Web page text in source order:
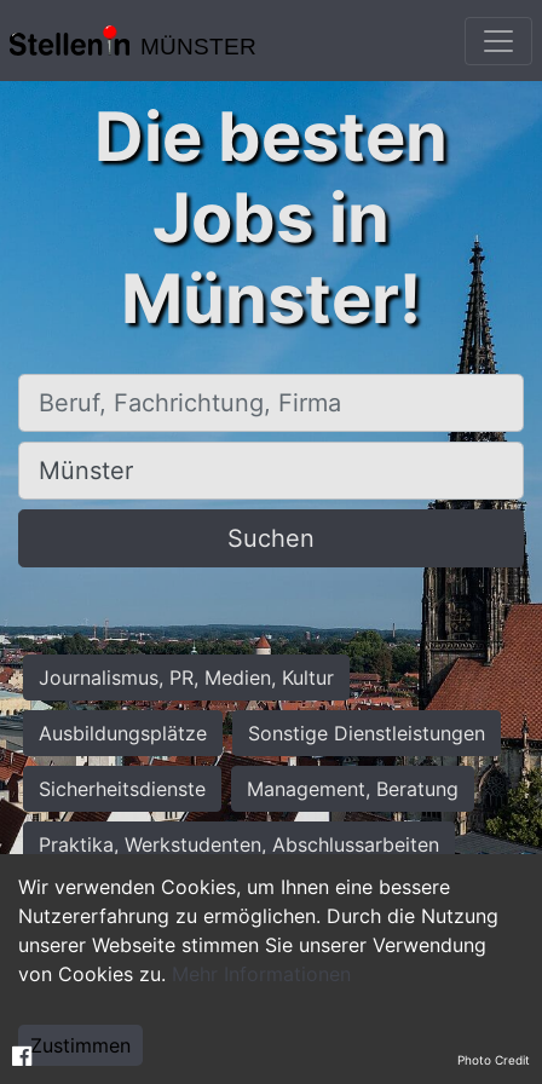
MÜNSTER
Wir verwenden Cookies, um Ihnen eine bessere
Nutzererfahrung zu ermöglichen. Durch die Nutzung
unserer Webseite stimmen Sie unserer Verwendung
von Cookies zu. Mehr Informationen
Zustimmen
Die besten
Jobs in
Münster!
Beruf, Fachrichtung, Firma
Ort, Stadt
Suchen
Journalismus, PR, Medien, Kultur
Ausbildungsplätze Sonstige Dienstleistungen
Sicherheitsdienste Management, Beratung
Praktika, Werkstudenten, Abschlussarbeiten
Personalwesen Assistenz, Sekretariat
Hilfskräfte, Aushilfs- und Nebenjobs
Weiterbildung, Studium, duale Ausbildung Photo Credit